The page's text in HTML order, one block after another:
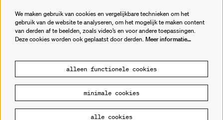
Meld je aan voor de nieuwsbrief.
© Cultuurhuis de Warande
We maken gebruik van cookies en vergelijkbare technieken om het
gebruik van de website te analyseren, om het mogelijk te maken content
van derden af te beelden, zoals video’s en voor andere toepassingen.
Deze cookies worden ook geplaatst door derden. Meer informatie…
alleen functionele cookies
minimale cookies
alle cookies